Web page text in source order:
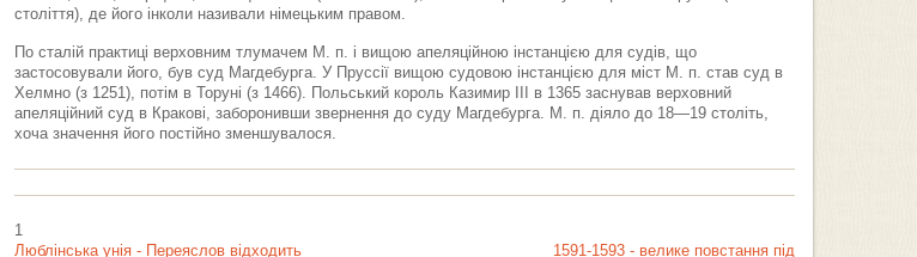
століття), де його інколи називали німецьким правом.
По сталій практиці верховним тлумачем М. п. і вищою апеляційною інстанцією для судів, що
застосовували його, був суд Магдебурга. У Пруссії вищою судовою інстанцією для міст М. п. став суд в
Хелмно (з 1251), потім в Торуні (з 1466). Польський король Казимир III в 1365 заснував верховний
апеляційний суд в Кракові, заборонивши звернення до суду Магдебурга. М. п. діяло до 18—19 століть,
хоча значення його постійно зменшувалося.
1
Люблінська унія - Переяслов відходить
1591-1593 - велике повстання під